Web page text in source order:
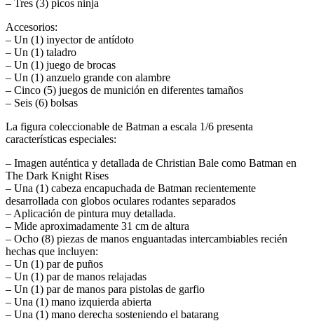
– Tres (3) picos ninja
Accesorios:
– Un (1) inyector de antídoto
– Un (1) taladro
– Un (1) juego de brocas
– Un (1) anzuelo grande con alambre
– Cinco (5) juegos de munición en diferentes tamaños
– Seis (6) bolsas
La figura coleccionable de Batman a escala 1/6 presenta
características especiales:
– Imagen auténtica y detallada de Christian Bale como Batman en
The Dark Knight Rises
– Una (1) cabeza encapuchada de Batman recientemente
desarrollada con globos oculares rodantes separados
– Aplicación de pintura muy detallada.
– Mide aproximadamente 31 cm de altura
– Ocho (8) piezas de manos enguantadas intercambiables recién
hechas que incluyen:
– Un (1) par de puños
– Un (1) par de manos relajadas
– Un (1) par de manos para pistolas de garfio
– Una (1) mano izquierda abierta
– Una (1) mano derecha sosteniendo el batarang